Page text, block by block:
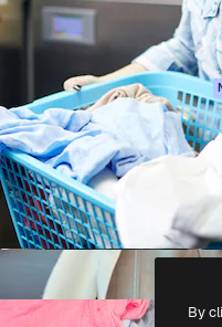
Stock-
MCP für
Claude/
Agenten
API
Mobile
Alle
Freepik Company S.L.U. Alle
By